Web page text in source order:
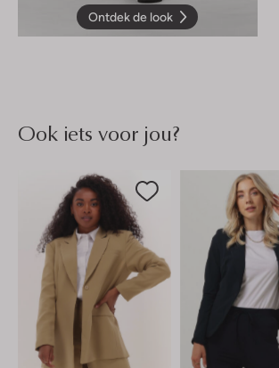
Ontdek de look
Ook iets voor jou?